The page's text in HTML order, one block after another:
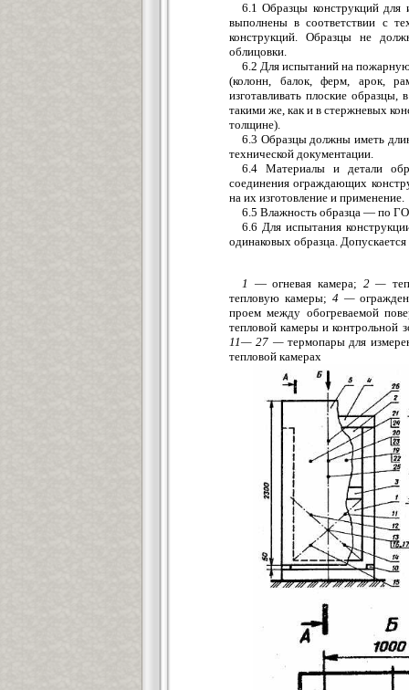
6.1 Образцы конструкций
выполнены в соответствии с
конструкций. Образцы не
облицовки.
6.2 Для испытаний на
(колонн, балок, ферм, арок,
изготавливать плоские
такими же, как и в стержневых
толщине).
6.3 Образцы должны иметь
технической документации.
6.4 Материалы и детали
соединения ограждающих
на их изготовление и применение.
6.5 Влажность образца — по
6.6 Для испытания
одинаковых образца.
1 — огневая камера; 2 —
тепловую камеры; 4 —
проем между обогреваемой
тепловой камеры и контрольной
11— 27 —термопары для
тепловой камерах